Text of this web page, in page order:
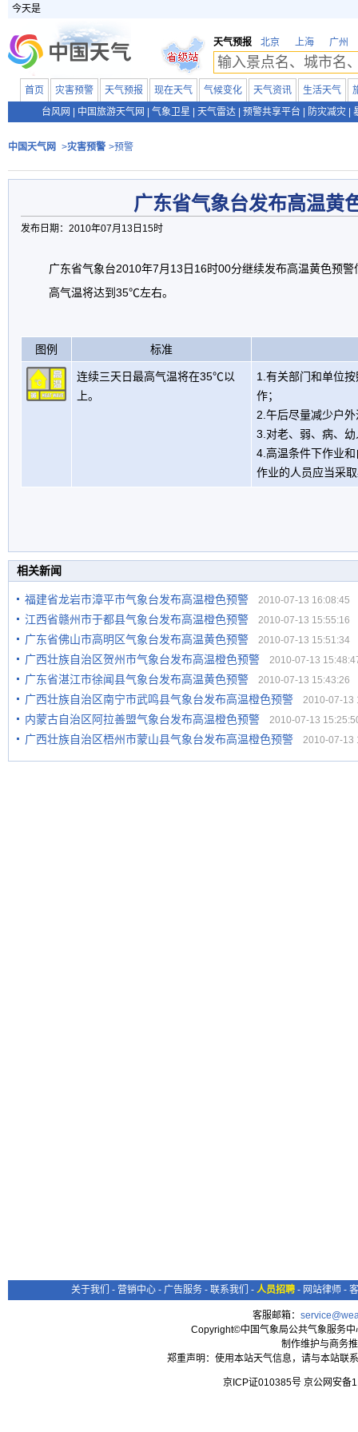
今天是
天气预报 北京 上海 广州
首页 灾害预警 天气预报 现在天气 气候变化 天气资讯 生活天气
台风网
中国旅游天气网 气象卫星 天气雷达 预警共享平台 防灾减灾
中国天气网 >灾害预警 >预警
广东省气象台发布高温黄
发布日期：2010年07月13日15时
广东省气象台2010年7月13日16时00分继续发布高温黄色预
高气温将达到35℃左右。
图例 标准
连续三天日最高气温将在35℃以
上。
1.有关部门和单位
作；
2.午后尽量减少户
3.对老、弱、病、
4.高温条件下作业
作业的人员应当采
相关新闻
福建省龙岩市漳平市气象台发布高温橙色预警 2010-07-13 16:08:45
江西省赣州市于都县气象台发布高温橙色预警 2010-07-13 15:55:16
广东省佛山市高明区气象台发布高温黄色预警 2010-07-13 15:51:34
广西壮族自治区贺州市气象台发布高温橙色预警 2010-07-13
广东省湛江市徐闻县气象台发布高温黄色预警 2010-07-13 15:43:26
广西壮族自治区南宁市武鸣县气象台发布高温橙色预警 2010-07-13
内蒙古自治区阿拉善盟气象台发布高温橙色预警 2010-07-13
广西壮族自治区梧州市蒙山县气象台发布高温橙色预警 2010-07-13
关于我们 - 营销中心 - 广告服务 - 联系我们 - 人员招聘 - 网站律师 -
客服邮箱：
Copyright©中国气象局公共气象服务
制作维护与商务
郑重声明：使用本站天气信息，请与本站联
京ICP证010385号 京公网安备